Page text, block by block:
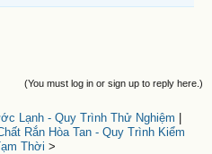
(You must log in or sign up to reply here.)
Lạnh - Quy Trình Thử Nghiệm
Rắn Hòa Tan - Quy Trình Kiểm
Thời >